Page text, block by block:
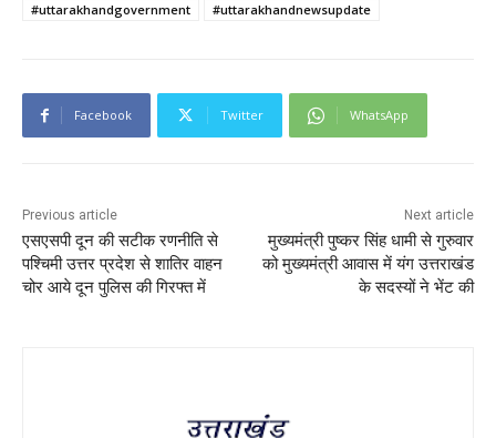
#uttarakhandgovernment
#uttarakhandnewsupdate
Facebook Twitter WhatsApp
Previous article
एसएसपी दून की सटीक रणनीति से
पश्चिमी उत्तर प्रदेश से शातिर वाहन
चोर आये दून पुलिस की गिरफ्त में
Next article
मुख्यमंत्री पुष्कर सिंह धामी से गुरुवार
को मुख्यमंत्री आवास में यंग उत्तराखंड
के सदस्यों ने भेंट की